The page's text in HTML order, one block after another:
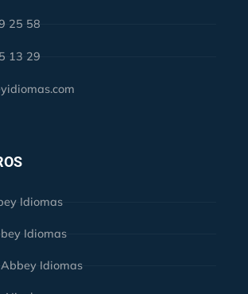
25 58
13 29
Idiomas
Idiomas
Abbey Idiomas